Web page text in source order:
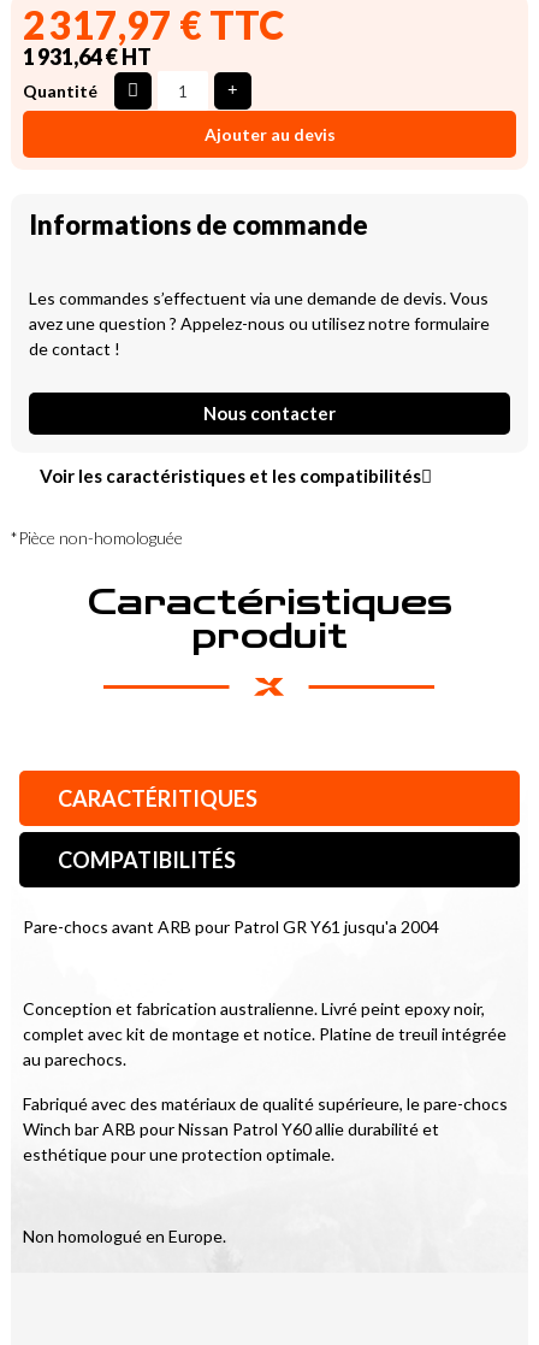
2 317,97 € TTC
1 931,64 € HT
Quantité
Ajouter au devis
Informations de commande
Les commandes s’effectuent via une demande de devis. Vous
avez une question ? Appelez-nous ou utilisez notre formulaire
de contact !
Nous contacter
Voir les caractéristiques et les compatibilités
*Pièce non-homologuée
Caractéristiques
produit
CARACTÉRITIQUES
COMPATIBILITÉS
Pare-chocs avant ARB pour Patrol GR Y61 jusqu'a 2004
Conception et fabrication australienne. Livré peint epoxy noir,
complet avec kit de montage et notice. Platine de treuil intégrée
au parechocs.
Fabriqué avec des matériaux de qualité supérieure, le pare-chocs
Winch bar ARB pour Nissan Patrol Y60 allie durabilité et
esthétique pour une protection optimale.
Non homologué en Europe.